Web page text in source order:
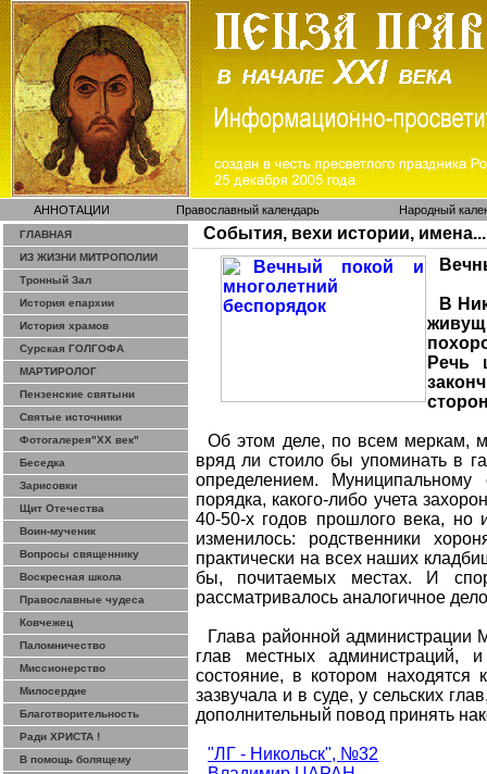
АННОТАЦИИ Православный календарь Народный
ГЛАВНАЯ
ИЗ ЖИЗНИ МИТРОПОЛИИ
Тронный Зал
История епархии
История храмов
Сурская ГОЛГОФА
МАРТИРОЛОГ
Пензенские святыни
Святые источники
Фотогалерея"ХХ век"
Беседка
Зарисовки
Щит Отечества
Воин-мученик
Вопросы священнику
Воскресная школа
Православные чудеса
Ковчежец
Паломничество
Миссионерство
Милосердие
Благотворительность
Ради ХРИСТА !
В помощь болящему
События, вехи истории, имена...
В
Речь
Об этом деле, по всем меркам,
вряд ли стоило бы упоминать в
определением. Муниципальному
порядка, какого-либо учета
40-50-х годов прошлого века, но
изменилось: родственники
практически на всех наших
бы, почитаемых местах. И
рассматривалось аналогичное
Глава районной администрации
глав местных администраций,
состояние, в котором
зазвучала и в суде, у сельских
дополнительный повод принять
"ЛГ - Никольск", №32